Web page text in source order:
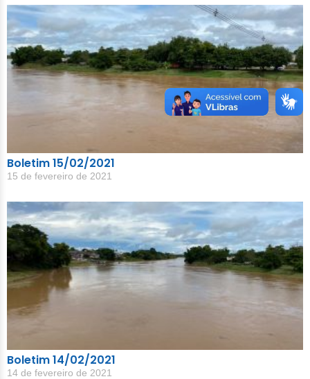
Boletim 15/02/2021
15 de fevereiro de 2021
Boletim 14/02/2021
14 de fevereiro de 2021